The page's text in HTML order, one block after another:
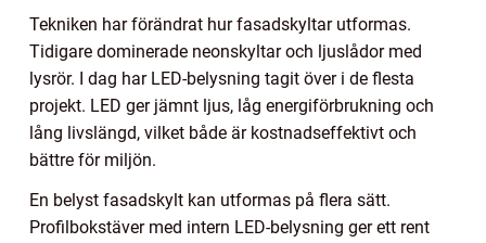
Tekniken har förändrat hur fasadskyltar utformas.
Tidigare dominerade neonskyltar och ljuslådor med
lysrör. I dag har LED-belysning tagit över i de flesta
projekt. LED ger jämnt ljus, låg energiförbrukning och
lång livslängd, vilket både är kostnadseffektivt och
bättre för miljön.
En belyst fasadskylt kan utformas på flera sätt.
Profilbokstäver med intern LED-belysning ger ett rent